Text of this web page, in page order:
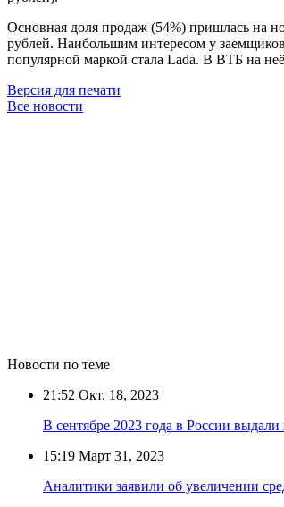
Основная доля продаж (54%) пришлась на
рублей. Наибольшим интересом у
популярной маркой стала Lada. В ВТБ на
Версия для печати
Все новости
Новости по теме
21:52 Окт. 18, 2023
В сентябре 2023 года в России
15:19 Март 31, 2023
Аналитики заявили об увеличении